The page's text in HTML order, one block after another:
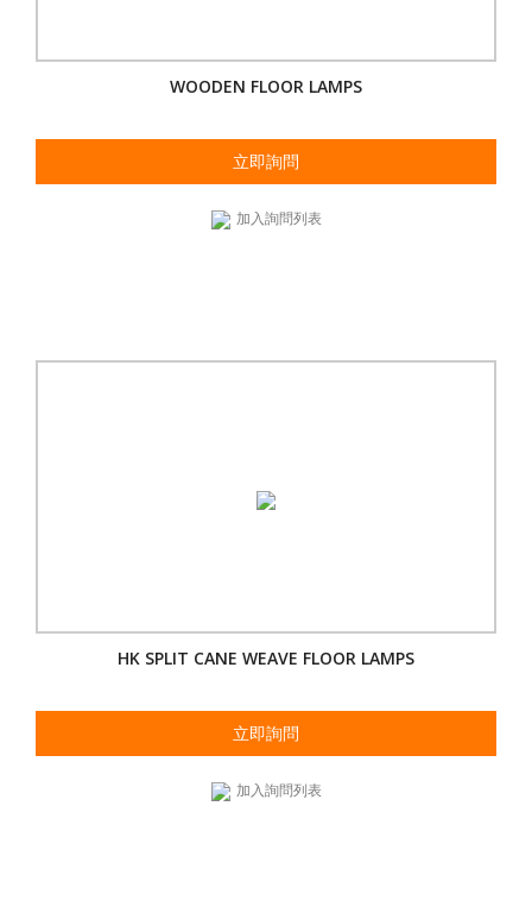
WOODEN FLOOR LAMPS
立即詢問
加入詢問列表
HK SPLIT CANE WEAVE FLOOR LAMPS
立即詢問
加入詢問列表